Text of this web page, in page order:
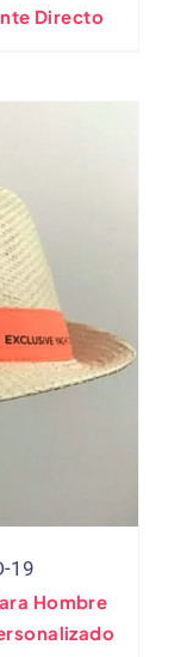
Directo
19
Hombre